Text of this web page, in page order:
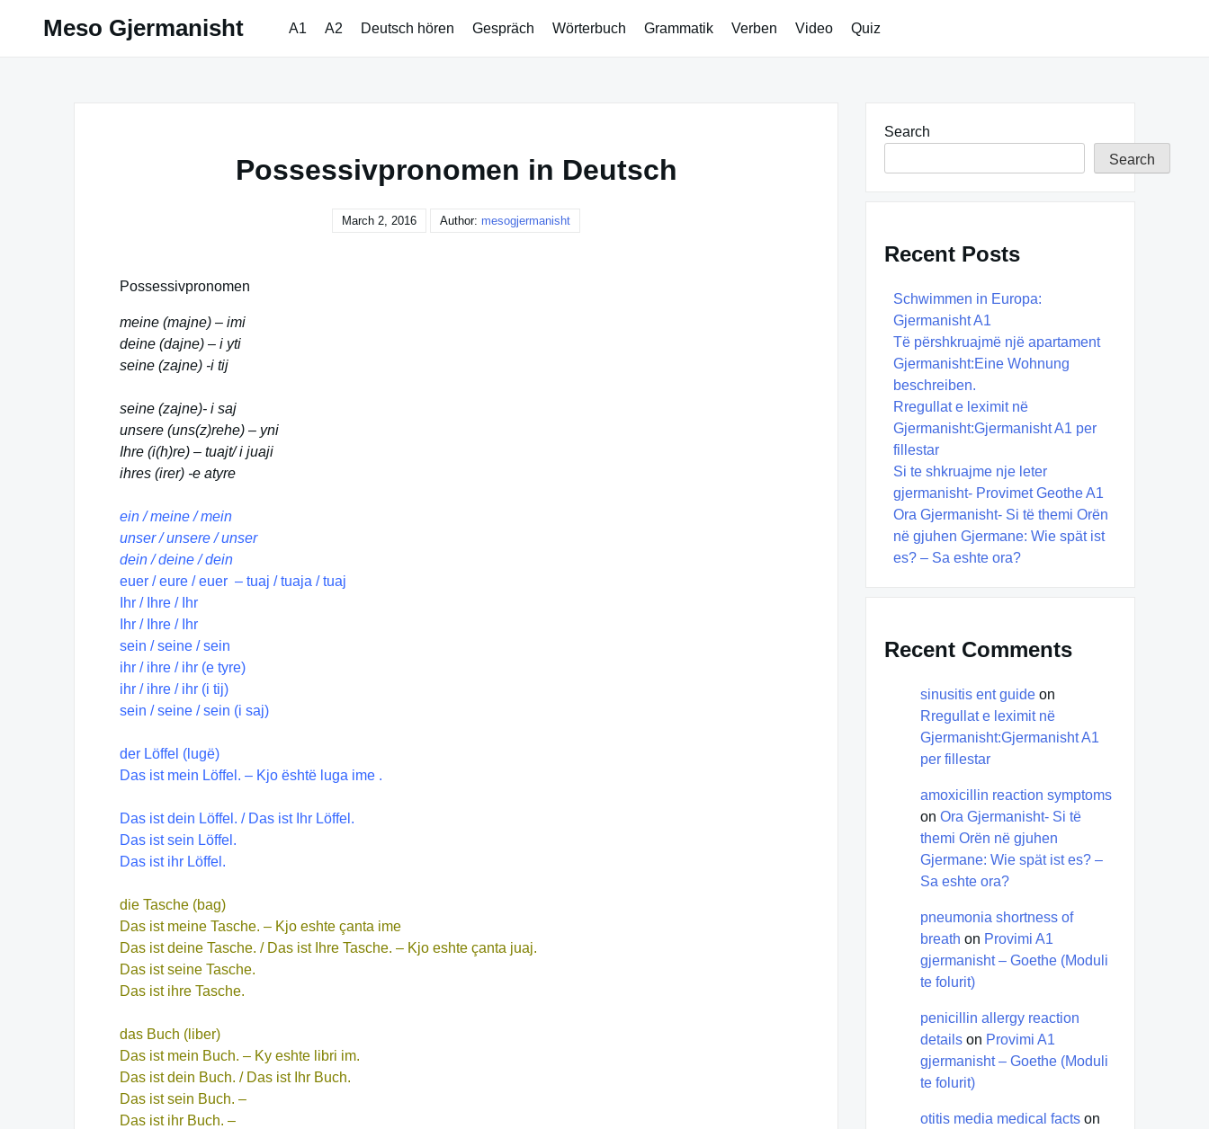
Meso Gjermanisht A1 A2 Deutsch hören Gespräch Wörterbuch Grammatik Verben Video Quiz
Possessivpronomen in Deutsch
March 2, 2016 Author: mesogjermanisht
Possessivpronomen
meine (majne) – imi
deine (dajne) – i yti
seine (zajne) -i tij
seine (zajne)- i saj
unsere (uns(z)rehe) – yni
Ihre (i(h)re) – tuajt/ i juaji
ihres (irer) -e atyre
ein / meine / mein
unser / unsere / unser
dein / deine / dein
euer / eure / euer – tuaj / tuaja / tuaj
Ihr / Ihre / Ihr
Ihr / Ihre / Ihr
sein / seine / sein
ihr / ihre / ihr (e tyre)
ihr / ihre / ihr (i tij)
sein / seine / sein (i saj)
der Löffel (lugë)
Das ist mein Löffel. – Kjo është luga ime .
Das ist dein Löffel. / Das ist Ihr Löffel.
Das ist sein Löffel.
Das ist ihr Löffel.
die Tasche (bag)
Das ist meine Tasche. – Kjo eshte çanta ime
Das ist deine Tasche. / Das ist Ihre Tasche. – Kjo eshte çanta juaj.
Das ist seine Tasche.
Das ist ihre Tasche.
das Buch (liber)
Das ist mein Buch. – Ky eshte libri im.
Das ist dein Buch. / Das ist Ihr Buch.
Das ist sein Buch. –
Das ist ihr Buch. –
Search
Search
Recent Posts
Schwimmen in Europa:
Gjermanisht A1
Të përshkruajmë një apartament
Gjermanisht:Eine Wohnung
beschreiben.
Rregullat e leximit në
Gjermanisht:Gjermanisht A1 per
fillestar
Si te shkruajme nje leter
gjermanisht- Provimet Geothe A1
Ora Gjermanisht- Si të themi Orën
në gjuhen Gjermane: Wie spät ist
es? – Sa eshte ora?
Recent Comments
sinusitis ent guide on
Rregullat e leximit në
Gjermanisht:Gjermanisht A1
per fillestar
amoxicillin reaction symptoms
on Ora Gjermanisht- Si të
themi Orën në gjuhen
Gjermane: Wie spät ist es? –
Sa eshte ora?
pneumonia shortness of
breath on Provimi A1
gjermanisht – Goethe (Moduli
te folurit)
penicillin allergy reaction
details on Provimi A1
gjermanisht – Goethe (Moduli
te folurit)
otitis media medical facts on